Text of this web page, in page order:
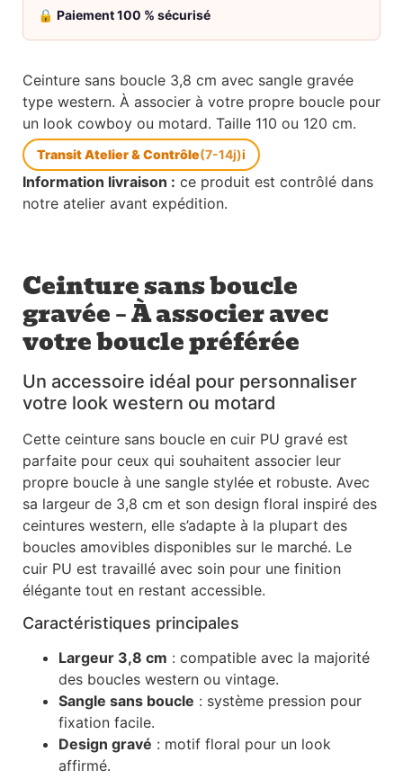
🔒 Paiement 100 % sécurisé
Ceinture sans boucle 3,8 cm avec sangle gravée
type western. À associer à votre propre boucle pour
un look cowboy ou motard. Taille 110 ou 120 cm.
Transit Atelier & Contrôle(7-14j)i
Information livraison : ce produit est contrôlé dans
notre atelier avant expédition.
Ceinture sans boucle
gravée – À associer avec
votre boucle préférée
Un accessoire idéal pour personnaliser
votre look western ou motard
Cette ceinture sans boucle en cuir PU gravé est
parfaite pour ceux qui souhaitent associer leur
propre boucle à une sangle stylée et robuste. Avec
sa largeur de 3,8 cm et son design floral inspiré des
ceintures western, elle s’adapte à la plupart des
boucles amovibles disponibles sur le marché. Le
cuir PU est travaillé avec soin pour une finition
élégante tout en restant accessible.
Caractéristiques principales
Largeur 3,8 cm : compatible avec la majorité
des boucles western ou vintage.
Sangle sans boucle : système pression pour
fixation facile.
Design gravé : motif floral pour un look
affirmé.